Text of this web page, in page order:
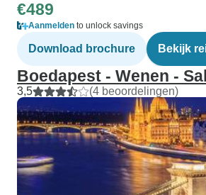
€489
Aanmelden to unlock savings
Download brochure Bekijk
Boedapest - Wenen -
3,5 (4 beoordelingen)